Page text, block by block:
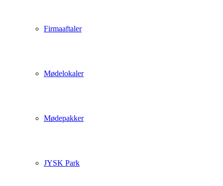
Firmaaftaler
Mødelokaler
Mødepakker
JYSK Park